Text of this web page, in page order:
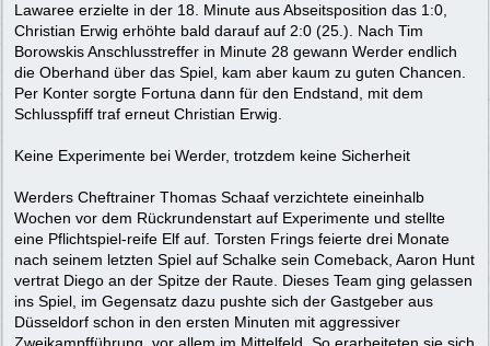
Lawaree erzielte in der 18. Minute aus Abseitsposition das 1:0,
Christian Erwig erhöhte bald darauf auf 2:0 (25.). Nach Tim
Borowskis Anschlusstreffer in Minute 28 gewann Werder endlich
die Oberhand über das Spiel, kam aber kaum zu guten Chancen.
Per Konter sorgte Fortuna dann für den Endstand, mit dem
Schlusspfiff traf erneut Christian Erwig.
Keine Experimente bei Werder, trotzdem keine Sicherheit
Werders Cheftrainer Thomas Schaaf verzichtete eineinhalb
Wochen vor dem Rückrundenstart auf Experimente und stellte
eine Pflichtspiel-reife Elf auf. Torsten Frings feierte drei Monate
nach seinem letzten Spiel auf Schalke sein Comeback, Aaron Hunt
vertrat Diego an der Spitze der Raute. Dieses Team ging gelassen
ins Spiel, im Gegensatz dazu pushte sich der Gastgeber aus
Düsseldorf schon in den ersten Minuten mit aggressiver